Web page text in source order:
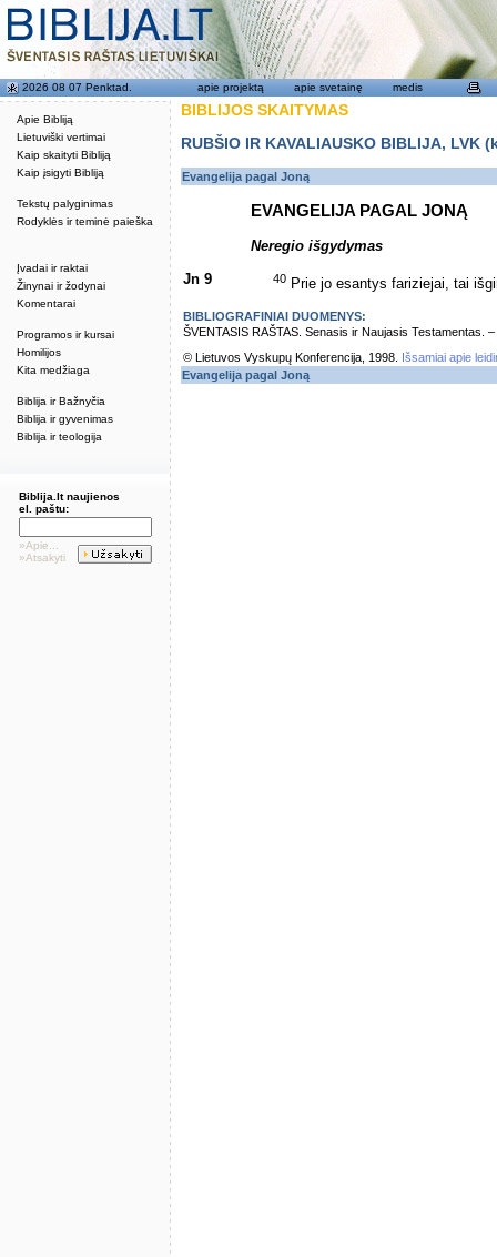
Apie Bibliją
Lietuviški vertimai
Kaip skaityti Bibliją
Kaip įsigyti Bibliją
Tekstų palyginimas
Rodyklės ir teminė paieška
Įvadai ir raktai
Žinynai ir žodynai
Komentarai
Programos ir kursai
Homilijos
Kita medžiaga
Biblija ir Bažnyčia
Biblija ir gyvenimas
Biblija ir teologija
2026 08 07 Penktad. apie projektą apie svetainę medis
Biblija.lt naujienos
el. paštu:
»Apie...
»Atsakyti
BIBLIJOS SKAITYMAS
RUBŠIO IR KAVALIAUSKO BIBLIJA,
Evangelija pagal Joną
EVANGELIJA PAGAL JONĄ
Neregio išgydymas
Jn 9 40 Prie jo esantys fariziejai, tai
BIBLIOGRAFINIAI DUOMENYS:
ŠVENTASIS RAŠTAS. Senasis ir Naujasis Testamentas.
© Lietuvos Vyskupų Konferencija, 1998.
Išsamiai apie
Evangelija pagal Joną